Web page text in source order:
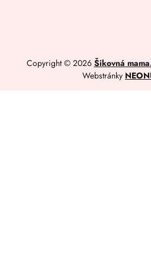
Copyright © 2026 Šikovná
Webstránky